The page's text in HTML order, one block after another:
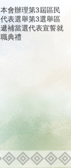
本會辦理第3屆區民
代表選舉第3選舉區
遞補當選代表宣誓就
職典禮